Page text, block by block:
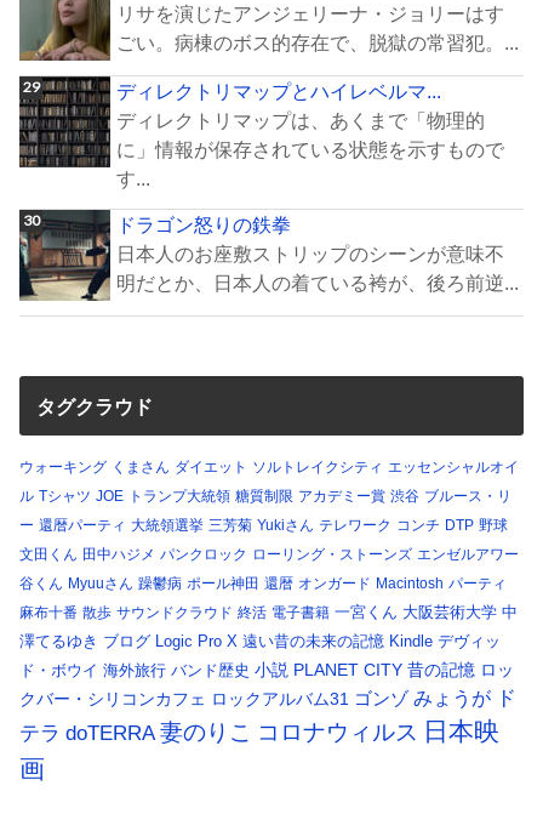
リサを演じたアンジェリーナ・ジョリーはす
ごい。病棟のボス的存在で、脱獄の常習犯。...
ディレクトリマップとハイレベルマ...
ディレクトリマップは、あくまで「物理的
に」情報が保存されている状態を示すもので
す...
ドラゴン怒りの鉄拳
日本人のお座敷ストリップのシーンが意味不
明だとか、日本人の着ている袴が、後ろ前逆...
タグクラウド
ウォーキング くまさん ダイエット ソルトレイクシティ エッセンシャルオイ
ル Tシャツ JOE トランプ大統領 糖質制限 アカデミー賞 渋谷 ブルース・リ
ー 還暦パーティ 大統領選挙 三芳菊 Yukiさん テレワーク コンチ DTP 野球
文田くん 田中ハジメ パンクロック ローリング・ストーンズ エンゼルアワー
谷くん Myuuさん 躁鬱病 ポール神田 還暦 オンガード Macintosh パーティ
麻布十番 散歩 サウンドクラウド 終活 電子書籍 一宮くん 大阪芸術大学 中
澤てるゆき ブログ Logic Pro X 遠い昔の未来の記憶 Kindle デヴィッ
ド・ボウイ 海外旅行 バンド歴史 小説 PLANET CITY 昔の記憶 ロッ
クバー・シリコンカフェ ロックアルバム31 ゴンゾ みょうが
ド
テラ doTERRA 妻のりこ コロナウィルス 日本映
画